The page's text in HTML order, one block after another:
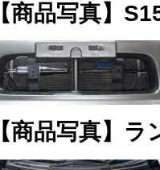
【商品写真】
【商品写真】